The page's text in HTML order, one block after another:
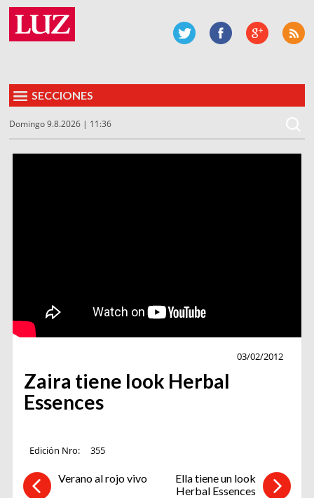
SECCIONES
Domingo 9.8.2026 | 11:36
03/02/2012
Zaira tiene look Herbal
Essences
Edición Nro: 355
Verano al rojo vivo
Ella tiene un look
Herbal Essences